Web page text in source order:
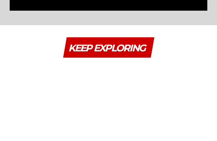
KEEP EXPLORING